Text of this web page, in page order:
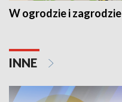
W ogrodzie i zagrodzie
INNE